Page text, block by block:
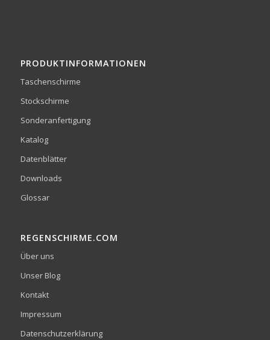
PRODUKTINFORMATIONEN
Taschenschirme
Stockschirme
Sonderanfertigung
Katalog
Datenblätter
Downloads
Glossar
REGENSCHIRME.COM
Über uns
Unser Blog
Kontakt
Impressum
Datenschutzerklärung